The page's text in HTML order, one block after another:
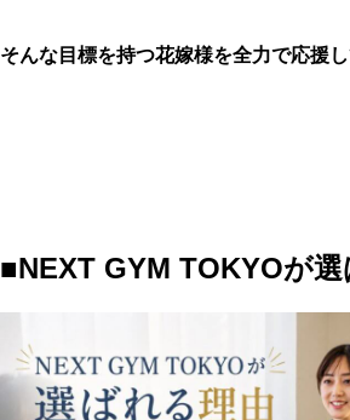
そんな目標を持つ花嫁様を全力で応援
■NEXT GYM TOKYOが